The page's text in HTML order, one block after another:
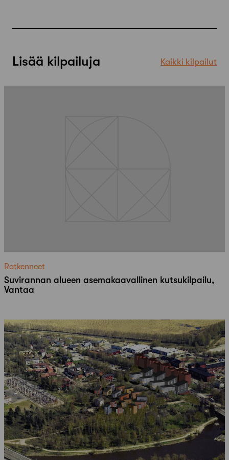
Lisää kilpailuja Kaikki kilpailut
Ratkenneet
Suvirannan alueen asemakaavallinen kutsukilpailu,
Vantaa